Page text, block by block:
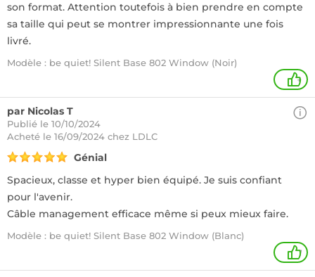
son format. Attention toutefois à bien prendre en compte
sa taille qui peut se montrer impressionnante une fois
livré.
Modèle : be quiet! Silent Base 802 Window (Noir)
+
par Nicolas T
Publié le 10/10/2024
Acheté le 16/09/2024 chez LDLC
Génial
Spacieux, classe et hyper bien équipé. Je suis confiant
pour l'avenir.
Câble management efficace même si peux mieux faire.
Modèle : be quiet! Silent Base 802 Window (Blanc)
1